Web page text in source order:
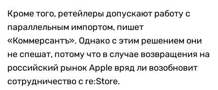
Кроме того, ретейлеры допускают работу с
параллельным импортом, пишет
«Коммерсантъ». Однако с этим решением они
не спешат, потому что в случае возвращения на
российский рынок Apple вряд ли возобновит
сотрудничество с re:Store.